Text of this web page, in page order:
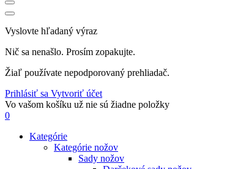
Vyslovte hľadaný výraz
Nič sa nenašlo. Prosím zopakujte.
Žiaľ používate nepodporovaný prehliadač.
Prihlásiť sa Vytvoriť účet
Vo vašom košíku už nie sú žiadne položky
0
Kategórie
Kategórie nožov
Sady nožov